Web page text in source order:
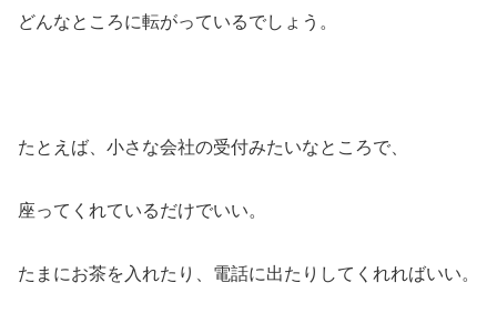
どんなところに転がっているでしょう。
たとえば、小さな会社の受付みたいなところで、
座ってくれているだけでいい。
たまにお茶を入れたり、電話に出たりしてくれればいい。